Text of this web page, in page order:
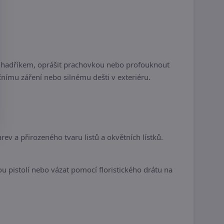
oprášit prachovkou nebo profouknout
záření nebo silnému dešti v exteriéru.
a přirozeného tvaru listů a okvětních lístků.
pistolí nebo vázat pomocí floristického drátu na